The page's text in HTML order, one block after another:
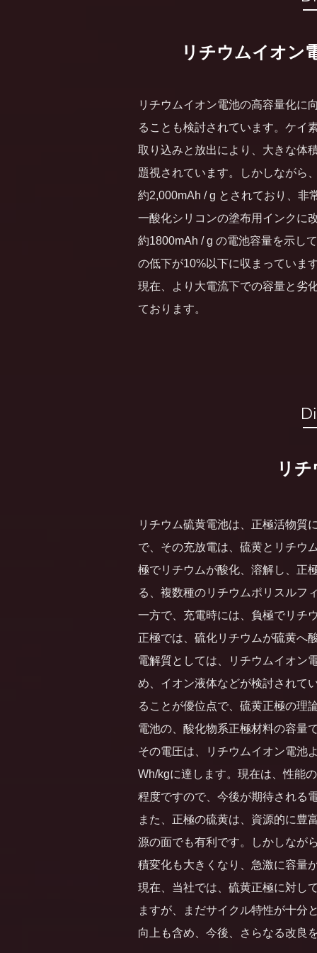
リチウムイオン
リチウムイオン電池の高容量化に
ることも検討されています。ケイ
取り込みと放出により、大きな体
題視されています。
しかしながら
約2,000mAh / g とされており、非
一酸化シリコンの塗布用インクに
約1800mAh / g の電池容量を示し
の低下が10%以下に収まっていま
現在、より大電流下での容量と劣
ております。
リ
リチウム硫黄電池は、正極活物質
で、その充放電は、硫黄とリチウ
極でリチウムが酸化、溶解し、正
る、複数種のリチウムポリスルフ
一方で、充電時には、負極でリチ
正極では、硫化リチウムが硫黄へ
電解質としては、リチウムイオン
め、イオン液体などが検討されて
ることが優位点で、硫黄正極の理
電池の、酸化物系正極材料の容量
その電圧は、リチウムイオン電池
Wh/kgに達します。現在は、性能
程度ですので、今後が期待される
また、正極の硫黄は、資源的に豊
源の面でも有利です。しかしなが
積変化も大きくなり、急激に容量
現在、当社では、硫黄正極に対し
ますが、まだサイクル特性が十分
向上も含め、今後、さらなる改良